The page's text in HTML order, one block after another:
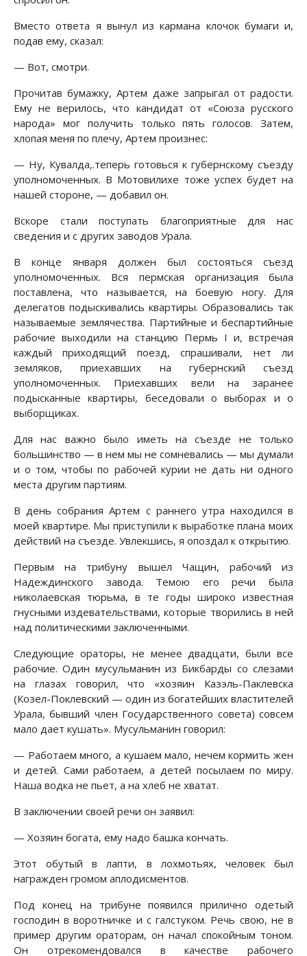
Вместо ответа я вынул из кармана клочок бумаги и,
подав ему, сказал:
— Вот, смотри.
Прочитав бумажку, Артем даже запрыгал от радости.
Ему не верилось, что кандидат от «Союза русского
народа» мог получить только пять голосов. Затем,
хлопая меня по плечу, Артем произнес:
— Ну, Кувалда,.теперь готовься к губернскому съезду
уполномоченных. В Мотовилихе тоже успех будет на
нашей стороне, — добавил он.
Вскоре стали поступать благоприятные для нас
сведения и с других заводов Урала.
В конце января должен был состояться съезд
уполномоченных. Вся пермская организация была
поставлена, что называется, на боевую ногу. Для
делегатов подыскивались квартиры. Образовались так
называемые землячества. Партийные и беспартийные
рабочие выходили на станцию Пермь I и, встречая
каждый приходящий поезд, спрашивали, нет ли
земляков, приехавших на губернский съезд
уполномоченных. Приехавших вели на заранее
подысканные квартиры, беседовали о выборах и о
выборщиках.
Для нас важно было иметь на съезде не только
большинство — в нем мы не сомневались — мы думали
и о том, чтобы по рабочей курии не дать ни одного
места другим партиям.
В день собрания Артем с раннего утра находился в
моей квартире. Мы приступили к выработке плана моих
действий на съезде. Увлекшись, я опоздал к открытию.
Первым на трибуну вышел Чащин, рабочий из
Надеждинского завода. Темою его речи была
николаевская тюрьма, в те годы широко известная
гнусными издевательствами, которые творились в ней
над политическими заключенными.
Следующие ораторы, не менее двадцати, были все
рабочие. Один мусульманин из Бикбарды со слезами
на глазах говорил, что «хозяин Казэль-Паклевска
(Козел-Поклевский — один из богатейших властителей
Урала, бывший член Государственного совета) совсем
мало дает кушать». Мусульманин говорил:
— Работаем много, а кушаем мало, нечем кормить жен
и детей. Сами работаем, а детей посылаем по миру.
Наша водка не пьет, а на хлеб не хватат.
В заключении своей речи он заявил:
— Хозяин богата, ему надо башка кончать.
Этот обутый в лапти, в лохмотьях, человек был
награжден громом аплодисментов.
Под конец на трибуне появился прилично одетый
господин в воротничке и с галстуком. Речь свою, не в
пример другим ораторам, он начал спокойным тоном.
Он отрекомендовался в качестве рабочего